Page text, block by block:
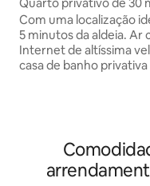
condicionado
Com uma localização
5 minutos da aldeia. Ar condicionado,
Internet de altíssima
casa de banho
tranquilidade, espaço e
Desfrute de vistas
um ambiente natural